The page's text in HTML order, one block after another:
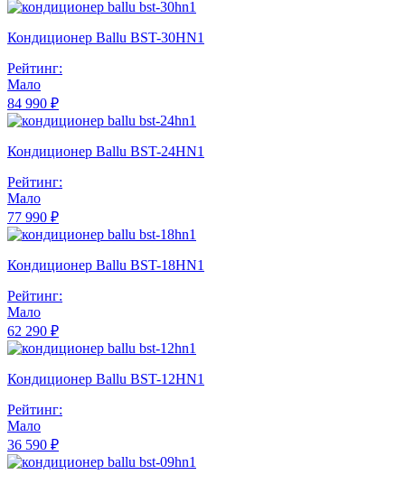
Кондиционер Ballu BST-30HN1
Рейтинг:
Мало
84 990 ₽
Кондиционер Ballu BST-24HN1
Рейтинг:
Мало
77 990 ₽
Кондиционер Ballu BST-18HN1
Рейтинг:
Мало
62 290 ₽
Кондиционер Ballu BST-12HN1
Рейтинг:
Мало
36 590 ₽